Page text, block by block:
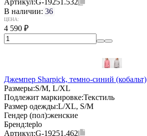
В наличии: 36
ЦЕНА:
4 590 ₽
Джемпер Sharpick, темно-синий (кобальт)
Размеры:S/M, L/XL
Подлежит маркировке:Текстиль
Размер одежды:L/XL, S/M
Гендер (пол):женские
Бренд:teplo
Артикул:G-19251.462